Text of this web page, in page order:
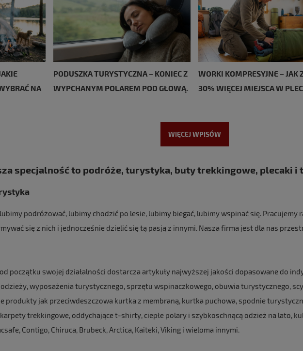
NA
PODUSZKA TURYSTYCZNA – KONIEC Z
WYPCHANYM POLAREM POD GŁOWĄ.
WORKI KOMPRESYJNE – JAK
30% WIĘCEJ MIEJSCA W
WIĘCEJ WPISÓW
specjalność to podróże, turystyka, buty trekkingowe, plecaki
podróżować, lubimy chodzić po lesie, lubimy biegać, lubimy wspinać się. Pracujemy
się z nich i jednocześnie dzielić się tą pasją z innymi. Nasza firma jest dla nas
początku swojej działalności dostarcza artykuły najwyższej jakości dopasowane do
odzieży, wyposażenia turystycznego, sprzętu wspinaczkowego, obuwia turystycznego,
produkty jak przeciwdeszczowa kurtka z membraną, kurtka puchowa, spodnie
trekkingowe, oddychające t-shirty, ciepłe polary i szybkoschnącą odzież na lato,
, Contigo, Chiruca, Brubeck,Arctica, Kaiteki,Viking i wieloma innymi.